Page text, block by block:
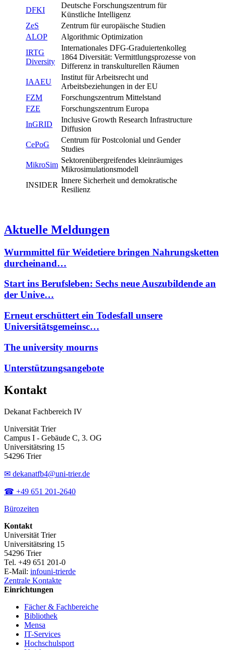
DFKI
Deutsche Forschungszentrum für
Künstliche Intelligenz
ZeS
Zentrum für europäische Studien
ALOP
Algorithmic Optimization
IRTG
Diversity
Internationales DFG-Graduiertenkolleg
1864 Diversität: Vermittlungsprozesse von
Differenz in transkulturellen Räumen
IAAEU
Institut für Arbeitsrecht und
Arbeitsbeziehungen in der EU
FZM
Forschungszentrum Mittelstand
FZE
Forschungszentrum Europa
InGRID
Inclusive Growth Research Infrastructure
Diffusion
CePoG
Centrum für Postcolonial und Gender
Studies
MikroSim
Sektorenübergreifendes kleinräumiges
Mikrosimulationsmodell
INSIDER
Innere Sicherheit und demokratische
Resilienz
Aktuelle Meldungen
Wurmmittel für Weidetiere bringen Nahrungsketten
durcheinand…
Start ins Berufsleben: Sechs neue Auszubildende an
der Unive…
Erneut erschüttert ein Todesfall unsere
Universitätsgemeinsc…
The university mourns
Unterstützungsangebote
Kontakt
Dekanat Fachbereich IV
Universität Trier
Campus I - Gebäude C, 3. OG
Universitätsring 15
54296 Trier
✉ dekanatfb4@uni-trier.de
☎ +49 651 201-2640
Bürozeiten
Kontakt
Universität Trier
Universitätsring 15
54296 Trier
Tel. +49 651 201-0
E-Mail: infouni-trierde
Zentrale Kontakte
Einrichtungen
Fächer & Fachbereiche
Bibliothek
Mensa
IT-Services
Hochschulsport